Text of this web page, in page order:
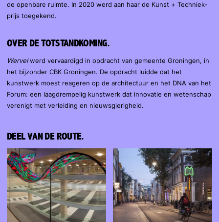
de openbare ruimte. In 2020 werd aan haar de Kunst + Techniek-
prijs toegekend.
OVER DE TOTSTANDKOMING.
Wervelwerd vervaardigd in opdracht van gemeente Groningen, in
het bijzonder CBK Groningen. De opdracht luidde dat het
kunstwerk moest reageren op de architectuur en het DNA van het
Forum: een laagdrempelig kunstwerk dat innovatie en wetenschap
verenigt met verleiding en nieuwsgierigheid.
DEEL VAN DE ROUTE.